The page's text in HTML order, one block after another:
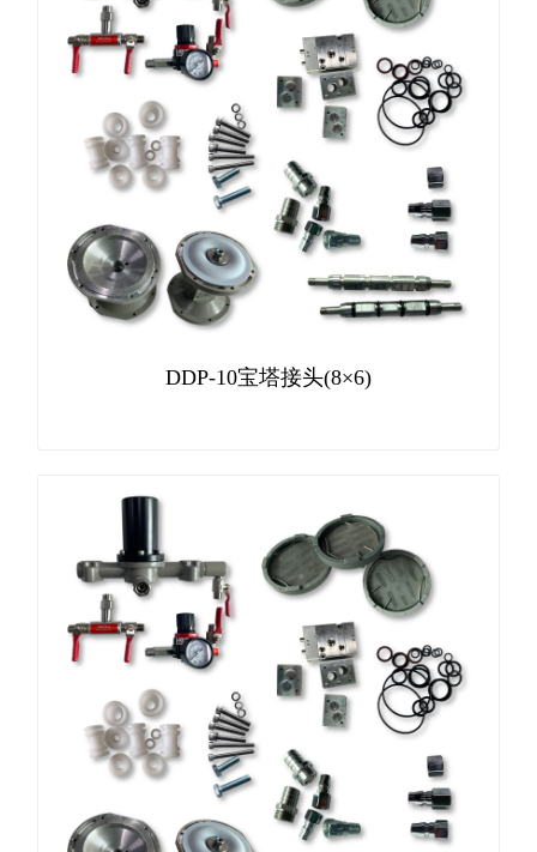
DDP-10宝塔接头(8×6)